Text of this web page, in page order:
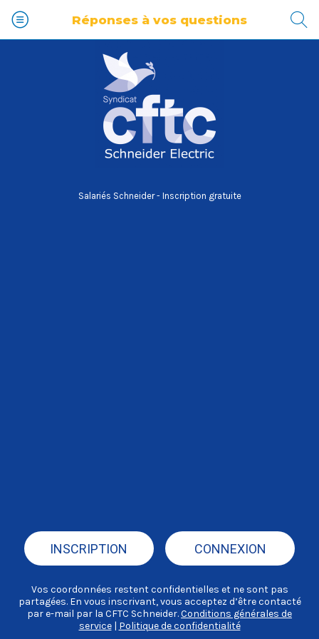
Réponses à vos questions
Salariés Schneider - Inscription gratuite
INSCRIPTION CONNEXION
Vos coordonnées restent confidentielles et ne sont pas
partagées. En vous inscrivant, vous acceptez d’être contacté
par e-mail par la CFTC Schneider.Conditions générales de
service| Politique de confidentialité